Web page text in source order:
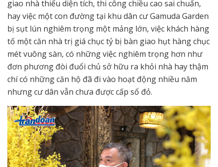
giao nhà thiếu diện tích, thi công chiều cao sai chuẩn,
hay việc một con đường tại khu dân cư Gamuda Garden
bị sụt lún nghiêm trọng một mảng lớn, việc khách hàng
tố một căn nhà trị giá chục tỷ bị bàn giao hụt hàng chục
mét vuông sàn, có những việc nghiêm trọng hơn như
đơn phương đòi đuổi chủ sở hữu ra khỏi nhà hay thậm
chí có những căn hộ đã đi vào hoạt động nhiều năm
nhưng cư dân vẫn chưa được cấp sổ đỏ.